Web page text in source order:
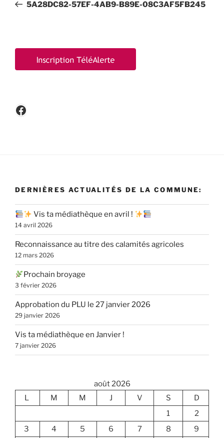
l’article
5A28DC82-57EF-4AB9-B89E-08C3AF5FB245
Facebook
DERNIÈRES ACTUALITÉS DE LA COMMUNE:
Vis ta médiathèque en avril !
14 avril 2026
Reconnaissance au titre des calamités agricoles
12 mars 2026
Prochain broyage
3 février 2026
Approbation du PLU le 27 janvier 2026
29 janvier 2026
Vis ta médiathèque en Janvier !
7 janvier 2026
août 2026
L
M M J V S
D
1
2
3
4 5 6 7 8
9